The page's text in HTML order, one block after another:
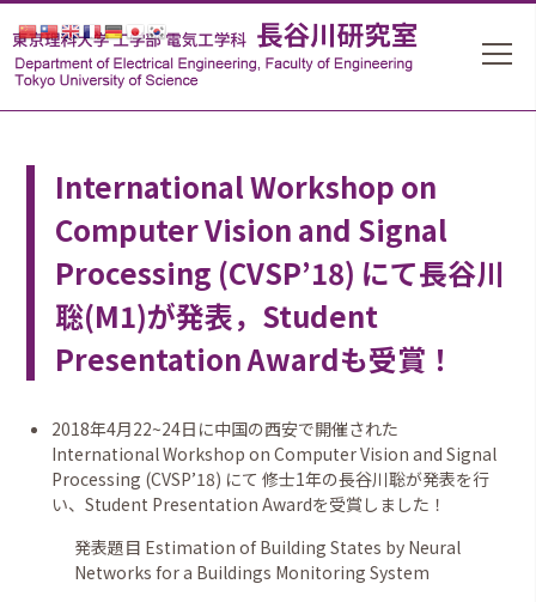
International Workshop on
Computer Vision and Signal
Processing (CVSP’18) にて長谷川
聡(M1)が発表，Student
Presentation Awardも受賞！
2018年4月22~24日に中国の西安で開催された
International Workshop on Computer Vision and Signal
Processing (CVSP’18) にて 修士1年の長谷川聡が発表を行
い、Student Presentation Awardを受賞しました！
発表題目 Estimation of Building States by Neural
Networks for a Buildings Monitoring System